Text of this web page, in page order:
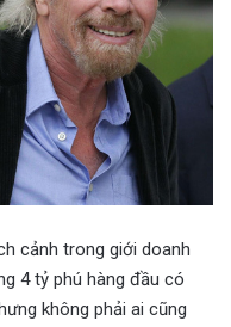
cảnh trong giới doanh
4 tỷ phú hàng đầu có
không phải ai cũng